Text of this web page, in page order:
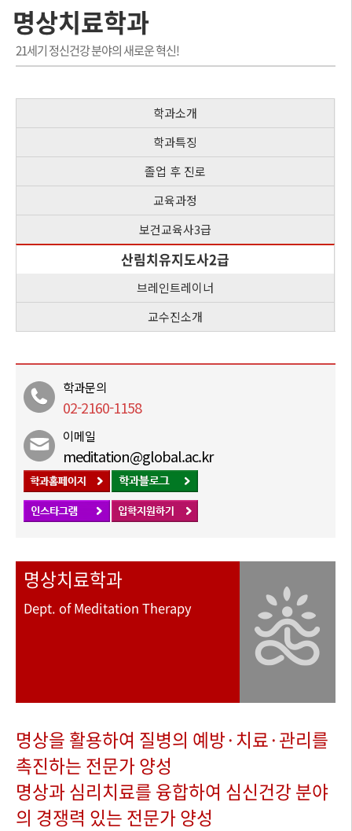
명상치료학과
21세기 정신건강 분야의 새로운 혁신!
학과소개
학과특징
졸업 후 진로
교육과정
보건교육사3급
산림치유지도사2급
브레인트레이너
교수진소개
학과문의
02-2160-1158
이메일
meditation@global.ac.kr
명상치료학과
Dept. of Meditation Therapy
명상을 활용하여 질병의 예방·치료·관리를
촉진하는 전문가 양성
명상과 심리치료를 융합하여 심신건강 분야
의 경쟁력 있는 전문가 양성